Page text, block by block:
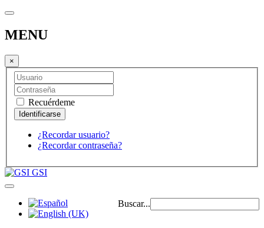
MENU
×
Recuérdeme
¿Recordar usuario?
¿Recordar contraseña?
GSI
Buscar...